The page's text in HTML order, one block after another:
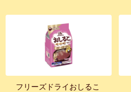
フリーズドライおしるこ